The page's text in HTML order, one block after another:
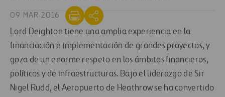
09 MAR 2016
Lord Deighton tiene una amplia experiencia en la
financiación e implementación de grandes proyectos, y
goza de un enorme respeto en los ámbitos financieros,
políticos y de infraestructuras. Bajo el liderazgo de Sir
Nigel Rudd, el Aeropuerto de Heathrow se ha convertido